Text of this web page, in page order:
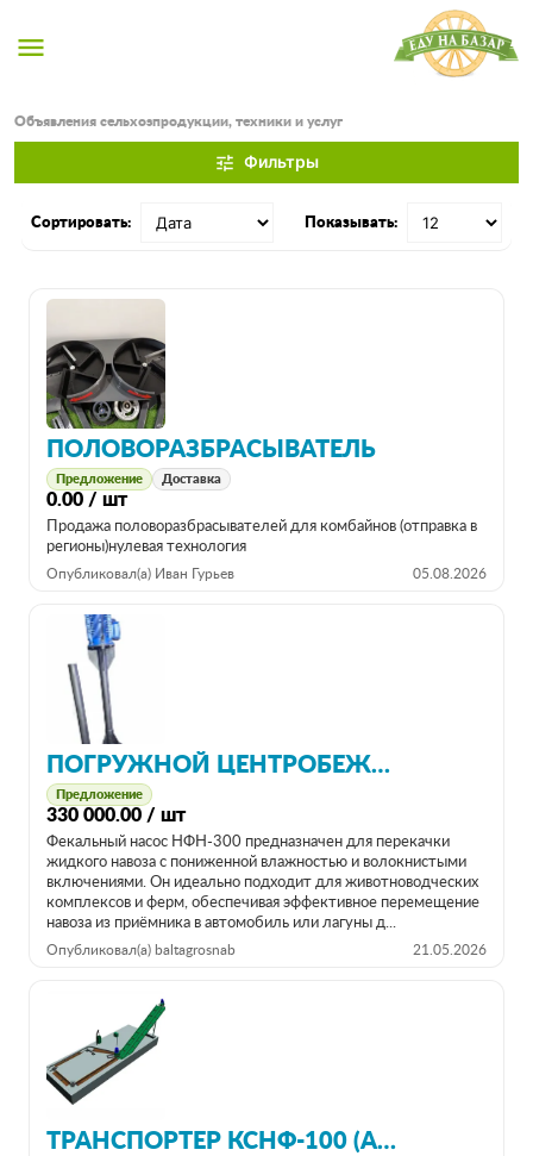
menu
Объявления сельхозпродукции, техники и услуг
tune Фильтры
Сортировать: Показывать:
ПОЛОВОРАЗБРАСЫВАТЕЛЬ
Предложение Доставка
0.00 / шт
Продажа половоразбрасывателей для комбайнов (отправка в
регионы)нулевая технология
Опубликовал(а) Иван Гурьев 05.08.2026
ПОГРУЖНОЙ ЦЕНТРОБЕЖНЫЙ ФЕКАЛЬНЫЙ НАСОС НФН-300
Предложение
330 000.00 / шт
Фекальный насос НФН-300 предназначен для перекачки
жидкого навоза с пониженной влажностью и волокнистыми
включениями. Он идеально подходит для животноводческих
комплексов и ферм, обеспечивая эффективное перемещение
навоза из приёмника в автомобиль или лагуны д...
Опубликовал(а) baltagrosnab 21.05.2026
ТРАНСПОРТЕР КСНФ-100 (АНАЛОГ ТСН-2В)